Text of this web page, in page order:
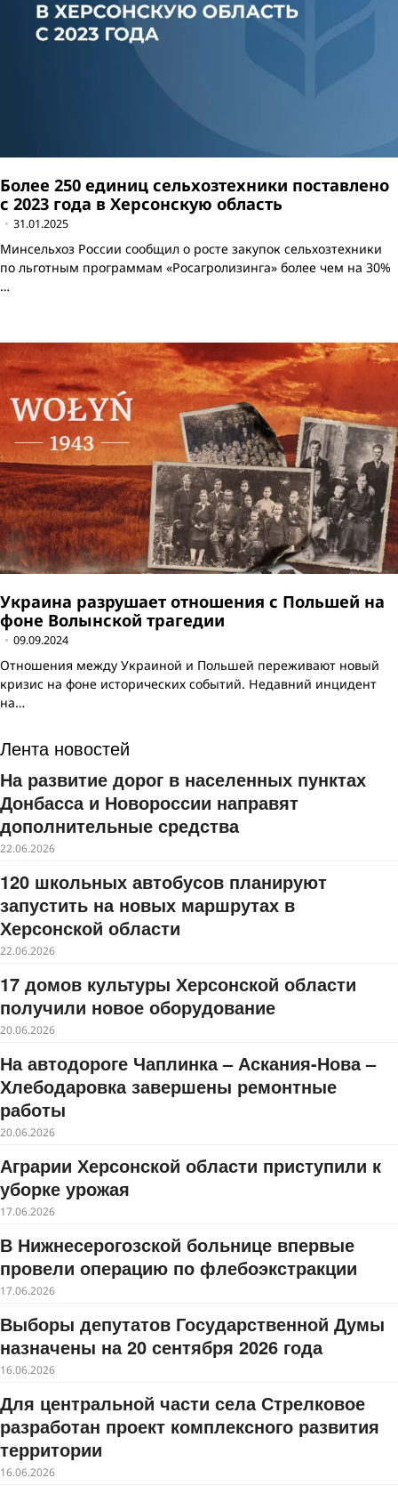
Более 250 единиц сельхозтехники поставлено
с 2023 года в Херсонскую область
31.01.2025
Минсельхоз России сообщил о росте закупок сельхозтехники
по льготным программам «Росагролизинга» более чем на 30%
…
Украина разрушает отношения с Польшей на
фоне Волынской трагедии
09.09.2024
Отношения между Украиной и Польшей переживают новый
кризис на фоне исторических событий. Недавний инцидент
на…
Лента новостей
На развитие дорог в населенных пунктах
Донбасса и Новороссии направят
дополнительные средства
22.06.2026
120 школьных автобусов планируют
запустить на новых маршрутах в
Херсонской области
22.06.2026
17 домов культуры Херсонской области
получили новое оборудование
20.06.2026
На автодороге Чаплинка – Аскания-Нова –
Хлебодаровка завершены ремонтные
работы
20.06.2026
Аграрии Херсонской области приступили к
уборке урожая
17.06.2026
В Нижнесерогозской больнице впервые
провели операцию по флебоэкстракции
17.06.2026
Выборы депутатов Государственной Думы
назначены на 20 сентября 2026 года
16.06.2026
Для центральной части села Стрелковое
разработан проект комплексного развития
территории
16.06.2026